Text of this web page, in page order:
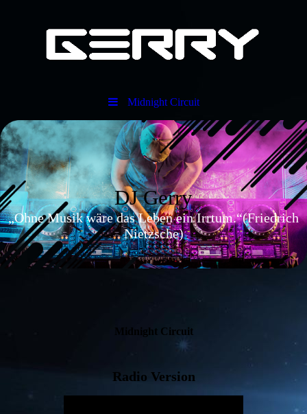
Midnight Circuit
DJ Gerry
„Ohne Musik wäre das Leben ein Irrtum.“(Friedrich
Nietzsche)
Midnight Circuit
Radio Version